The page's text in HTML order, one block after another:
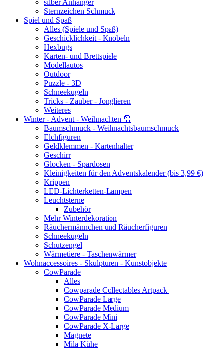
silber Anhänger
Sternzeichen Schmuck
Spiel und Spaß
Alles (Spiele und Spaß)
Geschicklichkeit - Knobeln
Hexbugs
Karten- und Brettspiele
Modellautos
Outdoor
Puzzle - 3D
Schneekugeln
Tricks - Zauber - Jonglieren
Weiteres
Winter - Advent - Weihnachten 🎅
Baumschmuck - Weihnachtsbaumschmuck
Elchfiguren
Geldklemmen - Kartenhalter
Geschirr
Glocken - Spardosen
Kleinigkeiten für den Adventskalender (bis 3,99 €)
Krippen
LED-Lichterketten-Lampen
Leuchtsterne
Zubehör
Mehr Winterdekoration
Räuchermännchen und Räucherfiguren
Schneekugeln
Schutzengel
Wärmetiere - Taschenwärmer
Wohnaccessoires - Skulpturen - Kunstobjekte
CowParade
Alles
Cowparade Collectables Artpack
CowParade Large
CowParade Medium
CowParade Mini
CowParade X-Large
Magnete
Mila Kühe